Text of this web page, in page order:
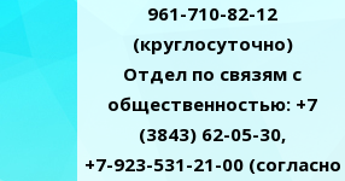
961-710-82-12
(круглосуточно)
Отдел по связям с
общественностью: +7
(3843) 62-05-30,
+7-923-531-21-00 (согласно